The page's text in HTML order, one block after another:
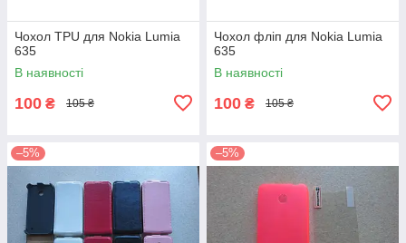
Чохол TPU для Nokia Lumia
635
В наявності
100 ₴ 105 ₴
Чохол фліп для Nokia Lumia
635
В наявності
100 ₴ 105 ₴
–5% –5%